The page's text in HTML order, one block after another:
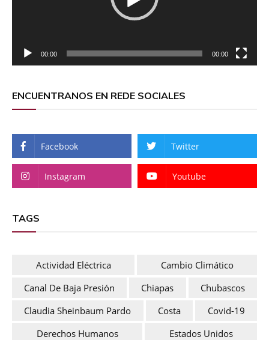
00:00 00:00
ENCUENTRANOS EN REDE SOCIALES
Facebook Twitter
Instagram Youtube
TAGS
Actividad Eléctrica
Cambio Climático
Canal De Baja Presión
Chiapas
Chubascos
Claudia Sheinbaum Pardo
Costa
Covid-19
Derechos Humanos
Estados Unidos